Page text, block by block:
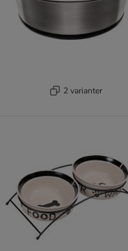
2 varianter